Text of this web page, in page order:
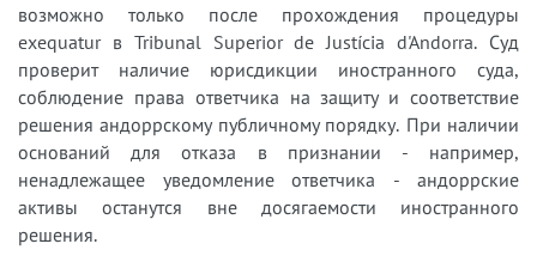
возможно только после прохождения процедуры
exequatur в Tribunal Superior de Justícia d'Andorra. Суд
проверит наличие юрисдикции иностранного суда,
соблюдение права ответчика на защиту и соответствие
решения андоррскому публичному порядку. При наличии
оснований для отказа в признании - например,
ненадлежащее уведомление ответчика - андоррские
активы останутся вне досягаемости иностранного
решения.